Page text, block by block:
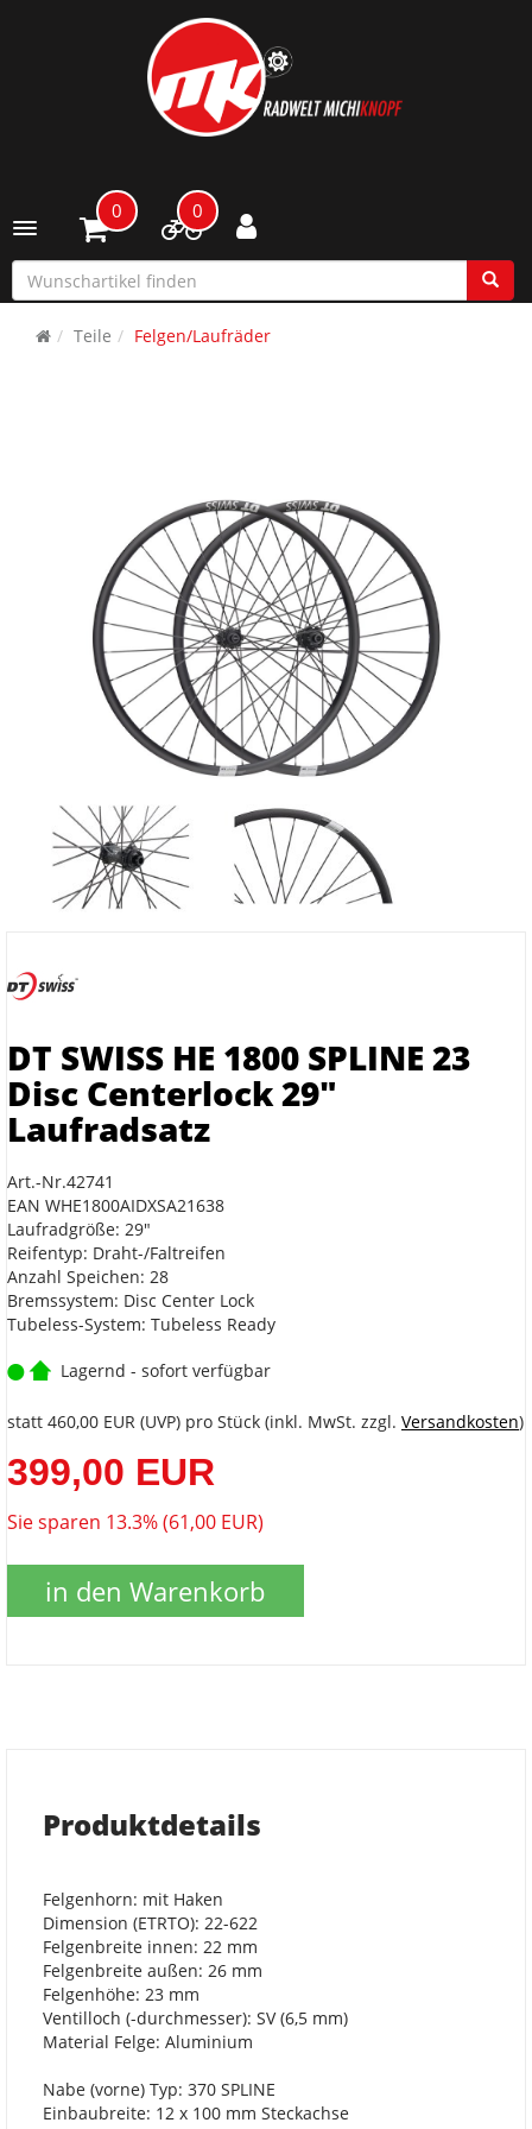
Toggle navigation
0 0
Teile Felgen/Laufräder
DT SWISS HE 1800 SPLINE 23
Disc Centerlock 29"
Laufradsatz
Art.-Nr.42741
EAN WHE1800AIDXSA21638
Laufradgröße: 29"
Reifentyp: Draht-/Faltreifen
Anzahl Speichen: 28
Bremssystem: Disc Center Lock
Tubeless-System: Tubeless Ready
Lagernd - sofort verfügbar
statt 460,00 EUR (UVP) pro Stück (inkl. MwSt. zzgl. Versandkosten)
399,00 EUR
Sie sparen 13.3% (61,00 EUR)
in den Warenkorb
Produktdetails
Felgenhorn: mit Haken
Dimension (ETRTO): 22-622
Felgenbreite innen: 22 mm
Felgenbreite außen: 26 mm
Felgenhöhe: 23 mm
Ventilloch (-durchmesser): SV (6,5 mm)
Material Felge: Aluminium
Nabe (vorne) Typ: 370 SPLINE
Einbaubreite: 12 x 100 mm Steckachse